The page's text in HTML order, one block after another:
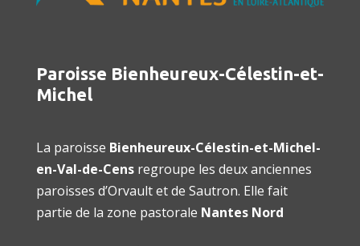
Paroisse Bienheureux-Célestin-et-
Michel
La paroisse Bienheureux-Célestin-et-Michel-
en-Val-de-Censregroupe les deux anciennes
paroisses d’Orvault et de Sautron. Elle fait
partie de la zone pastorale Nantes Nord